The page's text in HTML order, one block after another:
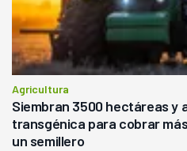
Agricultura
Siembran 3500 hectáreas y
transgénica para cobrar
un semillero